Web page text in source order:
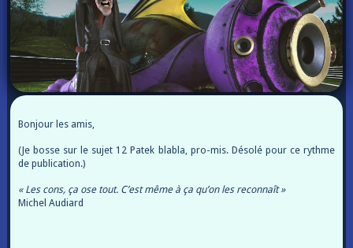
Bonjour les amis,
(Je bosse sur le sujet 12 Patek blabla, pro-mis. Désolé pour ce rythme
de publication.)
« Les cons, ça ose tout. C’est même à ça qu’on les reconnaît »
Michel Audiard